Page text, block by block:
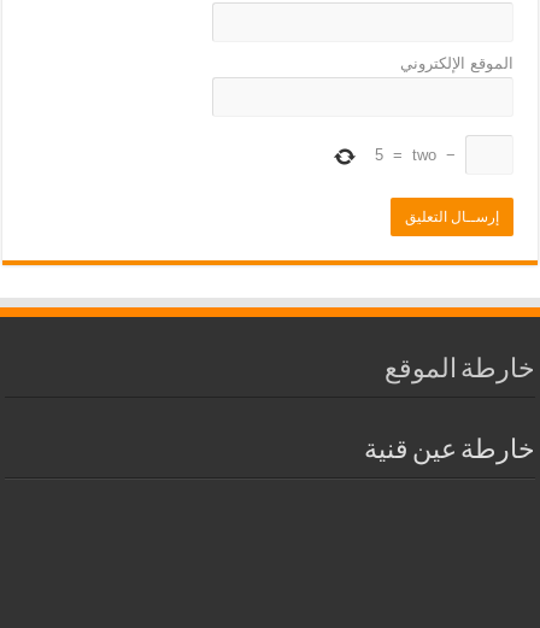
الموقع الإلكتروني
−
two
=
5
خارطة الموقع
خارطة عين قنية